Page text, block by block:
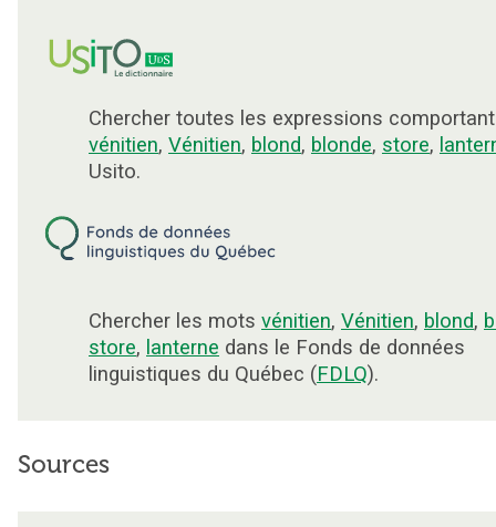
Chercher toutes les expressions
vénitien, Vénitien, blond, blonde, store,
Usito.
Chercher les mots vénitien, Vénitien, blond,
store, lanterne dans le Fonds de données
linguistiques du Québec (FDLQ).
Sources